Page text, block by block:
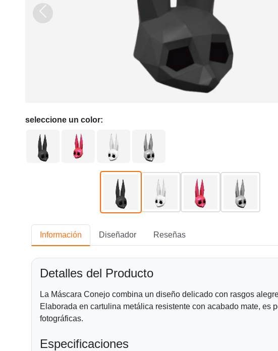
seleccione un color:
Anterior
Información Diseñador Reseñas
Detalles del Producto
La Máscara Conejo combina un diseño delicado con rasgos
Elaborada en cartulina metálica resistente con acabado mate, es
fotográficas.
Especificaciones